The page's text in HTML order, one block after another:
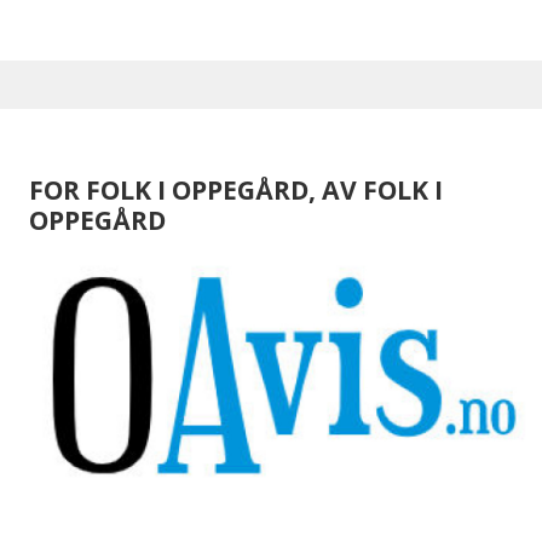
FOR FOLK I OPPEGÅRD, AV FOLK I
OPPEGÅRD